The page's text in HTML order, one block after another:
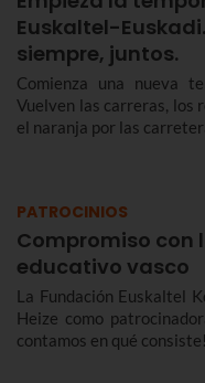
Euskaltel-
siempre, juntos.
Comienza una nueva
Vuelven las carreras, los
el naranja por las
PATROCINIOS
Compromiso con
educativo vasco
La Fundación Euskaltel
Heize como
contamos en qué consiste!